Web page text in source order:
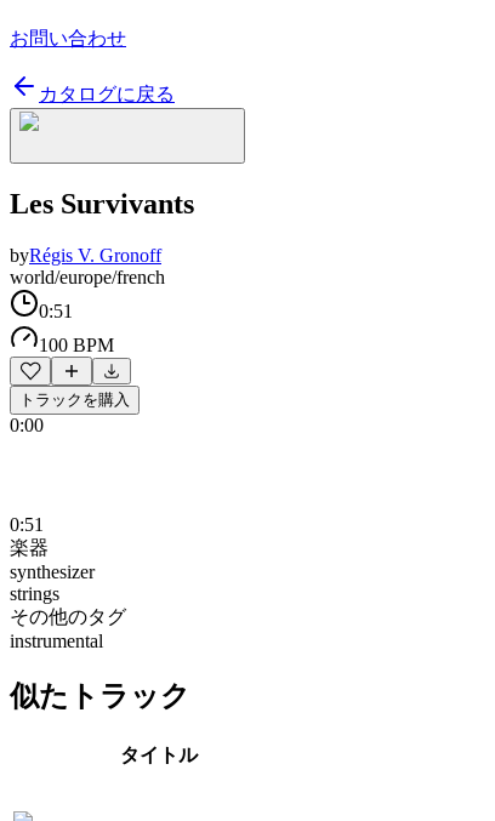
お問い合わせ
カタログに戻る
Les Survivants
byRégis V. Gronoff
world/europe/french
0:51
100 BPM
トラックを購入
0:00
0:51
楽器
synthesizer
strings
その他のタグ
instrumental
似たトラック
タイトル